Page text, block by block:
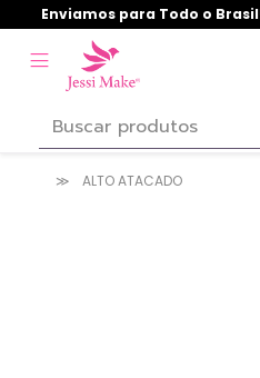
Enviamos para Todo o
ALTO ATACADO